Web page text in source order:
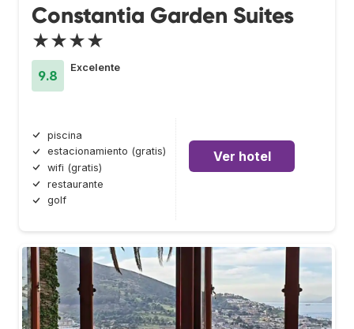
Constantia Garden Suites
★★★★
9.8
Excelente
piscina
estacionamiento (gratis)
wifi (gratis)
restaurante
golf
Ver hotel